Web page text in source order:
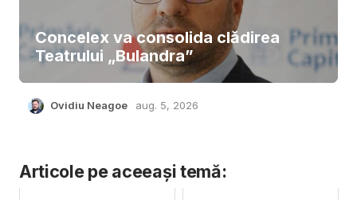
Concelex va consolida clădirea
Teatrului „Bulandra”
Ovidiu Neagoe aug. 5, 2026
Articole pe aceeași temă: